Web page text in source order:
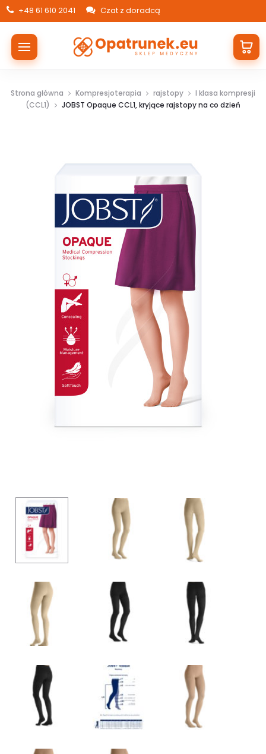
+48 61 610 2041 Czat z doradcą
Strona główna Kompresjoterapia rajstopy
I klasa kompresji
(CCL1)
JOBST Opaque CCL1, kryjące rajstopy na co dzień